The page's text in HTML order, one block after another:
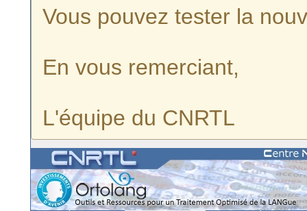
Vous pouvez tester la
En vous remerciant,
L'équipe du CNRTL